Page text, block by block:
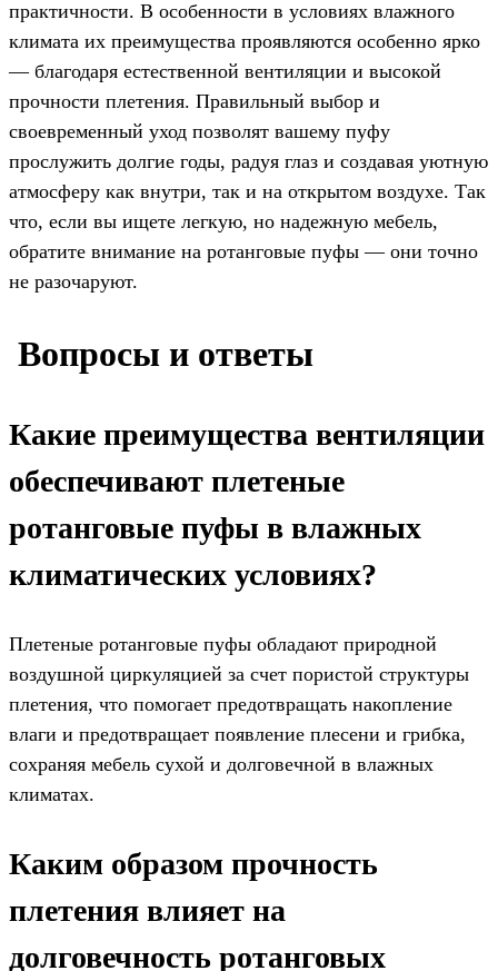
практичности. В особенности в условиях влажного
климата их преимущества проявляются особенно ярко
— благодаря естественной вентиляции и высокой
прочности плетения. Правильный выбор и
своевременный уход позволят вашему пуфу
прослужить долгие годы, радуя глаз и создавая уютную
атмосферу как внутри, так и на открытом воздухе. Так
что, если вы ищете легкую, но надежную мебель,
обратите внимание на ротанговые пуфы — они точно
не разочаруют.
️ Вопросы и ответы
Какие преимущества вентиляции
обеспечивают плетеные
ротанговые пуфы в влажных
климатических условиях?
Плетеные ротанговые пуфы обладают природной
воздушной циркуляцией за счет пористой структуры
плетения, что помогает предотвращать накопление
влаги и предотвращает появление плесени и грибка,
сохраняя мебель сухой и долговечной в влажных
климатах.
Каким образом прочность
плетения влияет на
долговечность ротанговых